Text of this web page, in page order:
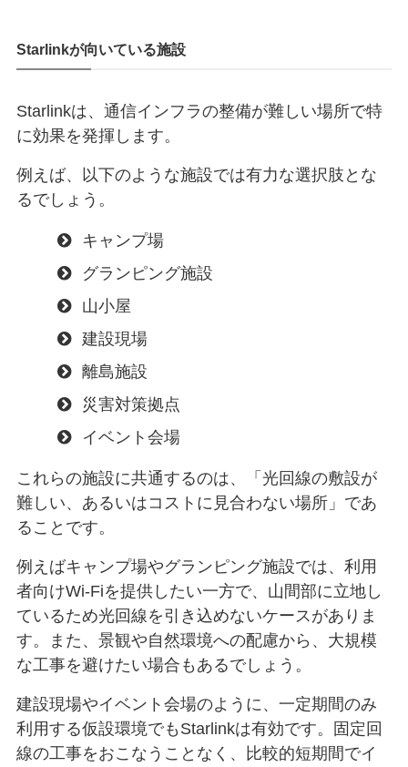
Starlinkが向いている施設
Starlinkは、通信インフラの整備が難しい場所で特
に効果を発揮します。
例えば、以下のような施設では有力な選択肢とな
るでしょう。
キャンプ場
グランピング施設
山小屋
建設現場
離島施設
災害対策拠点
イベント会場
これらの施設に共通するのは、「光回線の敷設が
難しい、あるいはコストに見合わない場所」であ
ることです。
例えばキャンプ場やグランピング施設では、利用
者向けWi-Fiを提供したい一方で、山間部に立地し
ているため光回線を引き込めないケースがありま
す。また、景観や自然環境への配慮から、大規模
な工事を避けたい場合もあるでしょう。
建設現場やイベント会場のように、一定期間のみ
利用する仮設環境でもStarlinkは有効です。固定回
線の工事をおこなうことなく、比較的短期間でイ